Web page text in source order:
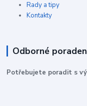
Rady a tipy
Kontakty
Odborné
Potřebujete poradit s